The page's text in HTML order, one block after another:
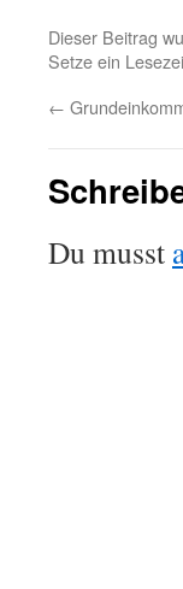
Dieser Beitrag
Setze ein
←
Du musst